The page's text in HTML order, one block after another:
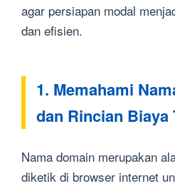
agar persiapan modal
dan efisien.
1. Memahami
dan Rincian Biaya
Nama domain merupakan
diketik di browser internet